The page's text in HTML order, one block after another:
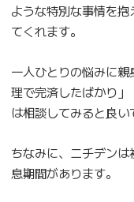
ような特別な事情を
てくれます。
一人ひとりの悩みに
理で完済したばかり
は相談してみると良い
ちなみに、ニチデン
息期間があります。